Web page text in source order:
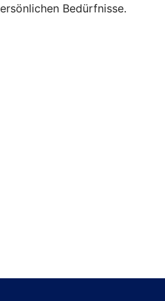
Bedürfnisse.